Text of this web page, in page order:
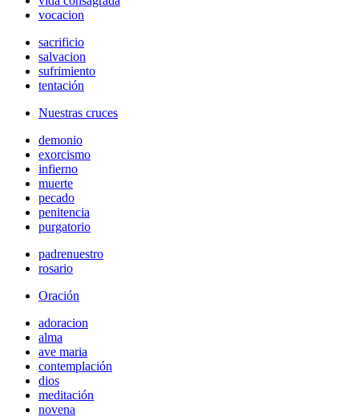
vocacion
sacrificio
salvacion
sufrimiento
tentación
Nuestras cruces
demonio
exorcismo
infierno
muerte
pecado
penitencia
purgatorio
padrenuestro
rosario
Oración
adoracion
alma
ave maria
contemplación
dios
meditación
novena